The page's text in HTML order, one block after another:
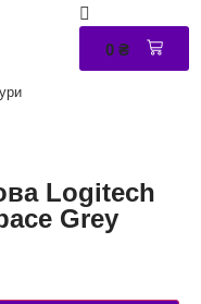
0 ₴
Logitech
Grey